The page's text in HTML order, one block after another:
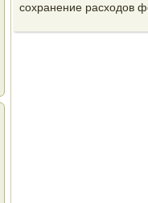
сохранение расходов